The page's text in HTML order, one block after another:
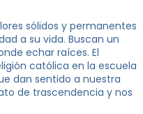
sólidos y permanentes
a su vida. Buscan un
echar raíces. El
católica en la escuela
dan sentido a nuestra
de trascendencia y nos